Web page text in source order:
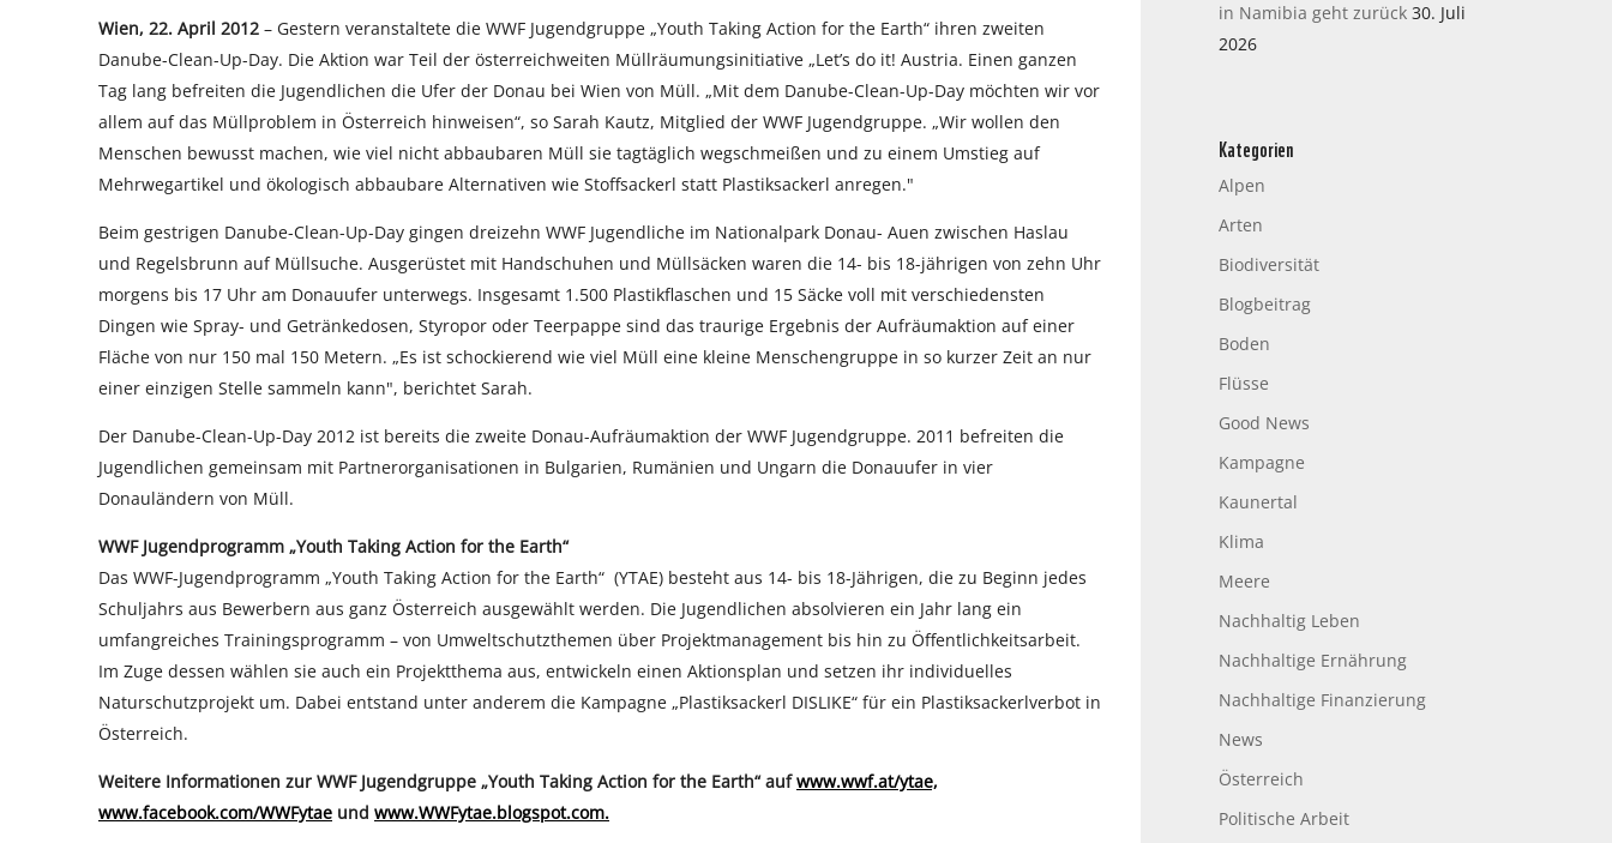
Wien, 22. April 2012 – Gestern veranstaltete die WWF Jugendgruppe „Youth Taking Action for the Earth“ ihren zweiten
Danube-Clean-Up-Day. Die Aktion war Teil der österreichweiten Müllräumungsinitiative „Let’s do it! Austria. Einen ganzen
Tag lang befreiten die Jugendlichen die Ufer der Donau bei Wien von Müll. „Mit dem Danube-Clean-Up-Day möchten wir vor
allem auf das Müllproblem in Österreich hinweisen“, so Sarah Kautz, Mitglied der WWF Jugendgruppe. „Wir wollen den
Menschen bewusst machen, wie viel nicht abbaubaren Müll sie tagtäglich wegschmeißen und zu einem Umstieg auf
Mehrwegartikel und ökologisch abbaubare Alternativen wie Stoffsackerl statt Plastiksackerl anregen."
Beim gestrigen Danube-Clean-Up-Day gingen dreizehn WWF Jugendliche im Nationalpark Donau- Auen zwischen Haslau
und Regelsbrunn auf Müllsuche. Ausgerüstet mit Handschuhen und Müllsäcken waren die 14- bis 18-jährigen von zehn Uhr
morgens bis 17 Uhr am Donauufer unterwegs. Insgesamt 1.500 Plastikflaschen und 15 Säcke voll mit verschiedensten
Dingen wie Spray- und Getränkedosen, Styropor oder Teerpappe sind das traurige Ergebnis der Aufräumaktion auf einer
Fläche von nur 150 mal 150 Metern. „Es ist schockierend wie viel Müll eine kleine Menschengruppe in so kurzer Zeit an nur
einer einzigen Stelle sammeln kann", berichtet Sarah.
Der Danube-Clean-Up-Day 2012 ist bereits die zweite Donau-Aufräumaktion der WWF Jugendgruppe. 2011 befreiten die
Jugendlichen gemeinsam mit Partnerorganisationen in Bulgarien, Rumänien und Ungarn die Donauufer in vier
Donauländern von Müll.
WWF Jugendprogramm „Youth Taking Action for the Earth“
Das WWF-Jugendprogramm „Youth Taking Action for the Earth“ (YTAE) besteht aus 14- bis 18-Jährigen, die zu Beginn jedes
Schuljahrs aus Bewerbern aus ganz Österreich ausgewählt werden. Die Jugendlichen absolvieren ein Jahr lang ein
umfangreiches Trainingsprogramm – von Umweltschutzthemen über Projektmanagement bis hin zu Öffentlichkeitsarbeit.
Im Zuge dessen wählen sie auch ein Projektthema aus, entwickeln einen Aktionsplan und setzen ihr individuelles
Naturschutzprojekt um. Dabei entstand unter anderem die Kampagne „Plastiksackerl DISLIKE“ für ein Plastiksackerlverbot in
Österreich.
Weitere Informationen zur WWF Jugendgruppe „Youth Taking Action for the Earth“ aufwww.wwf.at/ytae,
www.facebook.com/WWFytae und www.WWFytae.blogspot.com.
in Namibia geht zurück 30. Juli
2026
Kategorien
Alpen
Arten
Biodiversität
Blogbeitrag
Boden
Flüsse
Good News
Kampagne
Kaunertal
Klima
Meere
Nachhaltig Leben
Nachhaltige Ernährung
Nachhaltige Finanzierung
News
Österreich
Politische Arbeit